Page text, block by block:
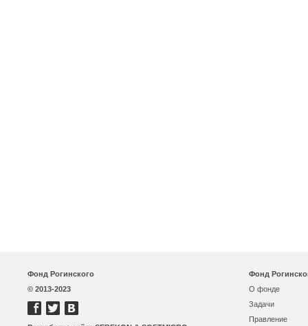
Фонд Рогинского
© 2013-2023
Фонд
О фонде
Задачи
Правление